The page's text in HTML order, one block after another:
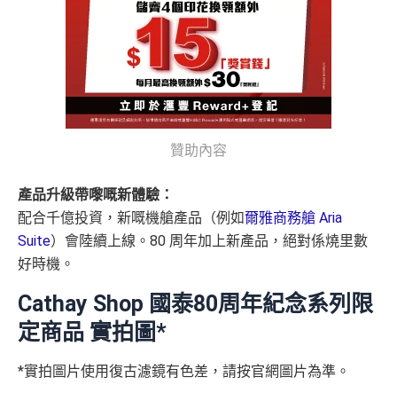
贊助內容
產品升級帶嚟嘅新體驗：
配合千億投資，新嘅機艙產品（例如爾雅商務艙 Aria
Suite）會陸續上線。80 周年加上新產品，絕對係燒里數
好時機。
Cathay Shop 國泰80周年紀念系列限
定商品 實拍圖*
*實拍圖片使用復古濾鏡有色差，請按官網圖片為準。